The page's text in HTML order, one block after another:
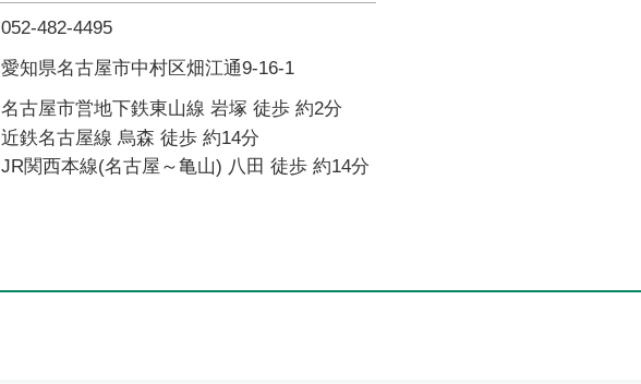
052-482-4495
愛知県名古屋市中村区畑江通9-16-1
名古屋市営地下鉄東山線 岩塚 徒歩 約2分
近鉄名古屋線 烏森 徒歩 約14分
JR関西本線(名古屋～亀山) 八田 徒歩 約14分